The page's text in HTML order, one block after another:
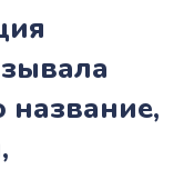
название,